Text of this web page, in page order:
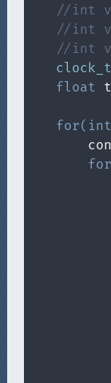
//int
//int
//int
clock_t
float
for( int
for